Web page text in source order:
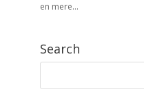
en mere...
Search